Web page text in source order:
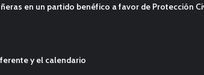
en un partido benéfico a favor de Protección
y el calendario